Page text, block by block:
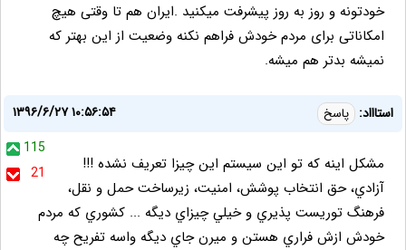
خودتونه و روز به روز پیشرفت میکنید .ایران هم تا وقتی هیچ
امکاناتی برای مردم خودش فراهم نکنه وضعیت از این بهتر که
نمیشه بدتر هم میشه.
استاااد: پاسخ
۱۳۹۶/۶/۲۷ ۱۰:۵۶:۵۴
115
21
مشكل اينه كه تو اين سيستم اين چيزا تعريف نشده !!!
آزادي، حق انتخاب پوشش، امنيت، زيرساخت حمل و نقل،
فرهنگ توريست پذيري و خيلي چيزاي ديگه ... كشوري كه مردم
خودش ازش فراري هستن و ميرن جاي ديگه واسه تفريح چه